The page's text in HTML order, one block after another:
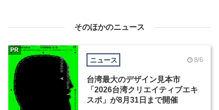
そのほかのニュース
ニュース 8/6
台湾最大のデザイン見本市
「2026台湾クリエイティブエキ
スポ」が8月31日まで開催
PR